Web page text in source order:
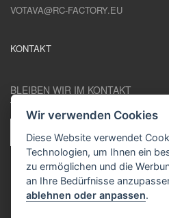
VOTAVA@RC-FACTORY.EU
KONTAKT
BLEIBEN WIR IM KONTAKT
Wir verwenden Cookies
Diese Website verwendet
Technologien, um Ihnen ein
zu ermöglichen und die
an Ihre Bedürfnisse
ablehnen oder anpassen.